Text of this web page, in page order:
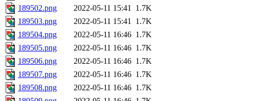
189502.png
2022-05-11 15:41 1.7K
189503.png
2022-05-11 15:41 1.7K
189504.png
2022-05-11 16:46 1.7K
189505.png
2022-05-11 16:46 1.7K
189506.png
2022-05-11 16:46 1.7K
189507.png
2022-05-11 16:46 1.7K
189508.png
2022-05-11 16:46 1.7K